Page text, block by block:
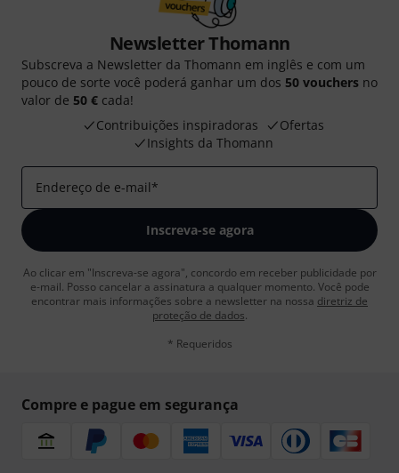
Newsletter Thomann
Subscreva a Newsletter da Thomann em inglês e com um
pouco de sorte você poderá ganhar um dos 50 vouchers no
valor de 50 € cada!
Contribuições inspiradoras
Ofertas
Insights da Thomann
Endereço de e-mail*
Inscreva-se agora
Ao clicar em "Inscreva-se agora", concordo em receber publicidade por
e-mail. Posso cancelar a assinatura a qualquer momento. Você pode
encontrar mais informações sobre a newsletter na nossa diretriz de
proteção de dados.
* Requeridos
Compre e pague em segurança